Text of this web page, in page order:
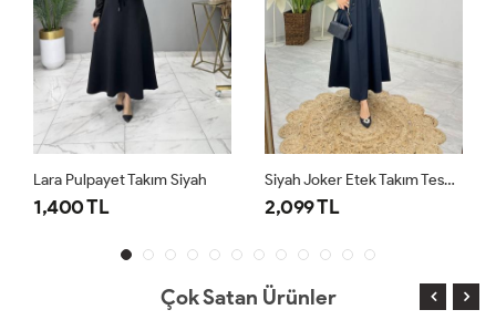
Pulpayet Takım Siyah
TL
Siyah Joker Etek Takım Tesettür Giyim
2,099 TL
Çok Satan Ürünler